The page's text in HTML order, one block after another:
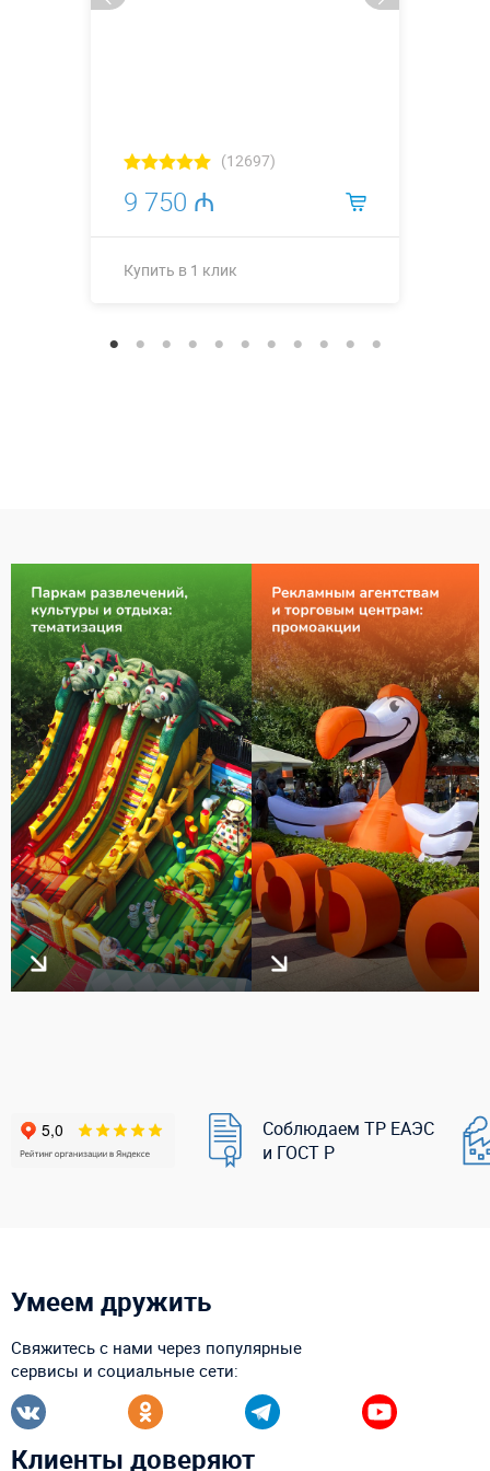
(12697)
9 750 ₼
Купить в 1 клик
Соблюдаем ТР ЕАЭС
и ГОСТ Р
Умеем дружить
Свяжитесь с нами через популярные
сервисы и социальные сети:
Клиенты доверяют